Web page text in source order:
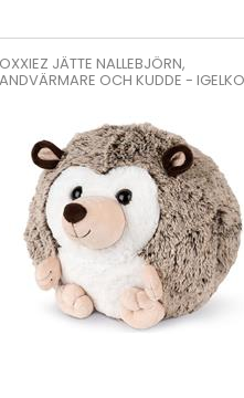
JÄTTE NALLEBJÖRN,
OCH KUDDE -